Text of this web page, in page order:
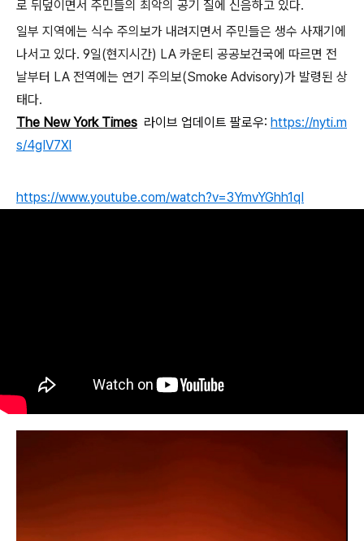
로 뒤덮이면서 주민들의 최악의 공기 질에 신음하고 있다.
일부 지역에는 식수 주의보가 내려지면서 주민들은 생수 사재기에
나서고 있다. 9일(현지시간) LA 카운티 공공보건국에 따르면 전
날부터 LA 전역에는 연기 주의보(Smoke Advisory)가 발령된 상
태다.
The New York Times 라이브 업데이트 팔로우: https://nyti.m
s/4gIV7Xl
https://www.youtube.com/watch?v=3YmvYGhh1qI